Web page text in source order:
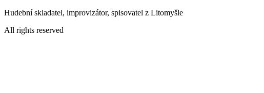
Přejít
obsahu
Hudební skladatel, improvizátor, spisovatel z Litomyšle
All rights reserved